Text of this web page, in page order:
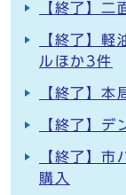
【終了】二
【終了】
ルほか3件
【終了】本
【終了】デ
【終了】
購入